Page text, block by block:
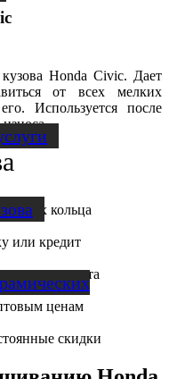
Honda Civic. Дает
от всех мелких
Используется после
кольца
или кредит
ремонта
ценам
скидки